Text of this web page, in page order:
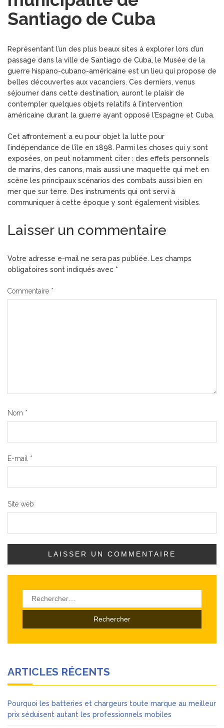
Santiago de Cuba
Représentant l’un des plus beaux sites à explorer lors d’un
passage dans la ville de Santiago de Cuba, le Musée de la
guerre hispano-cubano-américaine est un lieu qui propose de
belles découvertes aux vacanciers. Ces derniers, venus
séjourner dans cette destination, auront le plaisir de
contempler quelques objets relatifs à l’intervention
américaine durant la guerre ayant opposé l’Espagne et Cuba.
Cet affrontement a eu pour objet la lutte pour
l’indépendance de l’île en 1898. Parmi les choses qui y sont
exposées, on peut notamment citer : des effets personnels
de marins, des canons, mais aussi une maquette qui met en
scène les principaux scénarios des combats aussi bien en
mer que sur terre. Des instruments qui ont servi à
communiquer à cette époque y sont également visibles.
Laisser un commentaire
Votre adresse e-mail ne sera pas publiée. Les champs
obligatoires sont indiqués avec *
Commentaire *
Nom *
E-mail *
Site web
Rechercher :
ARTICLES RÉCENTS
Pourquoi les batteries et chargeurs toute marque au meilleur
prix séduisent autant les professionnels mobiles